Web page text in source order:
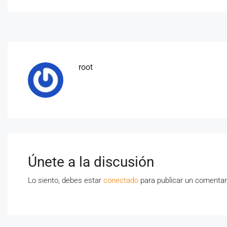
root
Únete a la discusión
Lo siento, debes estar conectado para publicar un